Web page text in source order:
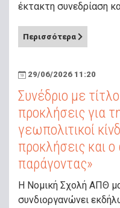
έκτακτη συνεδρίαση
Περισσότερα
29/06/2026 11:20
Συνέδριο με
προκλήσεις για
γεωπολιτικοί
προκλήσεις και
παράγοντας»
Η Νομική Σχολή ΑΠΘ
συνδιοργανώνει